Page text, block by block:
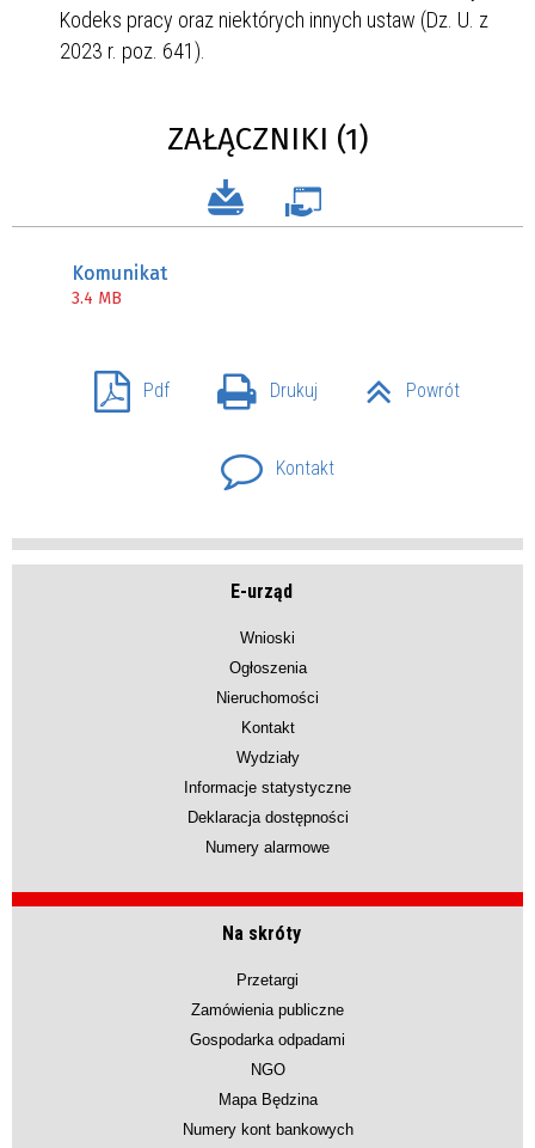
Kodeks pracy oraz niektórych innych ustaw (Dz. U. z
2023 r. poz. 641).
ZAŁĄCZNIKI (1)
Komunikat
3.4 MB
Pdf Drukuj Powrót
Kontakt
E-urząd
Wnioski
Ogłoszenia
Nieruchomości
Kontakt
Wydziały
Informacje statystyczne
Deklaracja dostępności
Numery alarmowe
Na skróty
Przetargi
Zamówienia publiczne
Gospodarka odpadami
NGO
Mapa Będzina
Numery kont bankowych